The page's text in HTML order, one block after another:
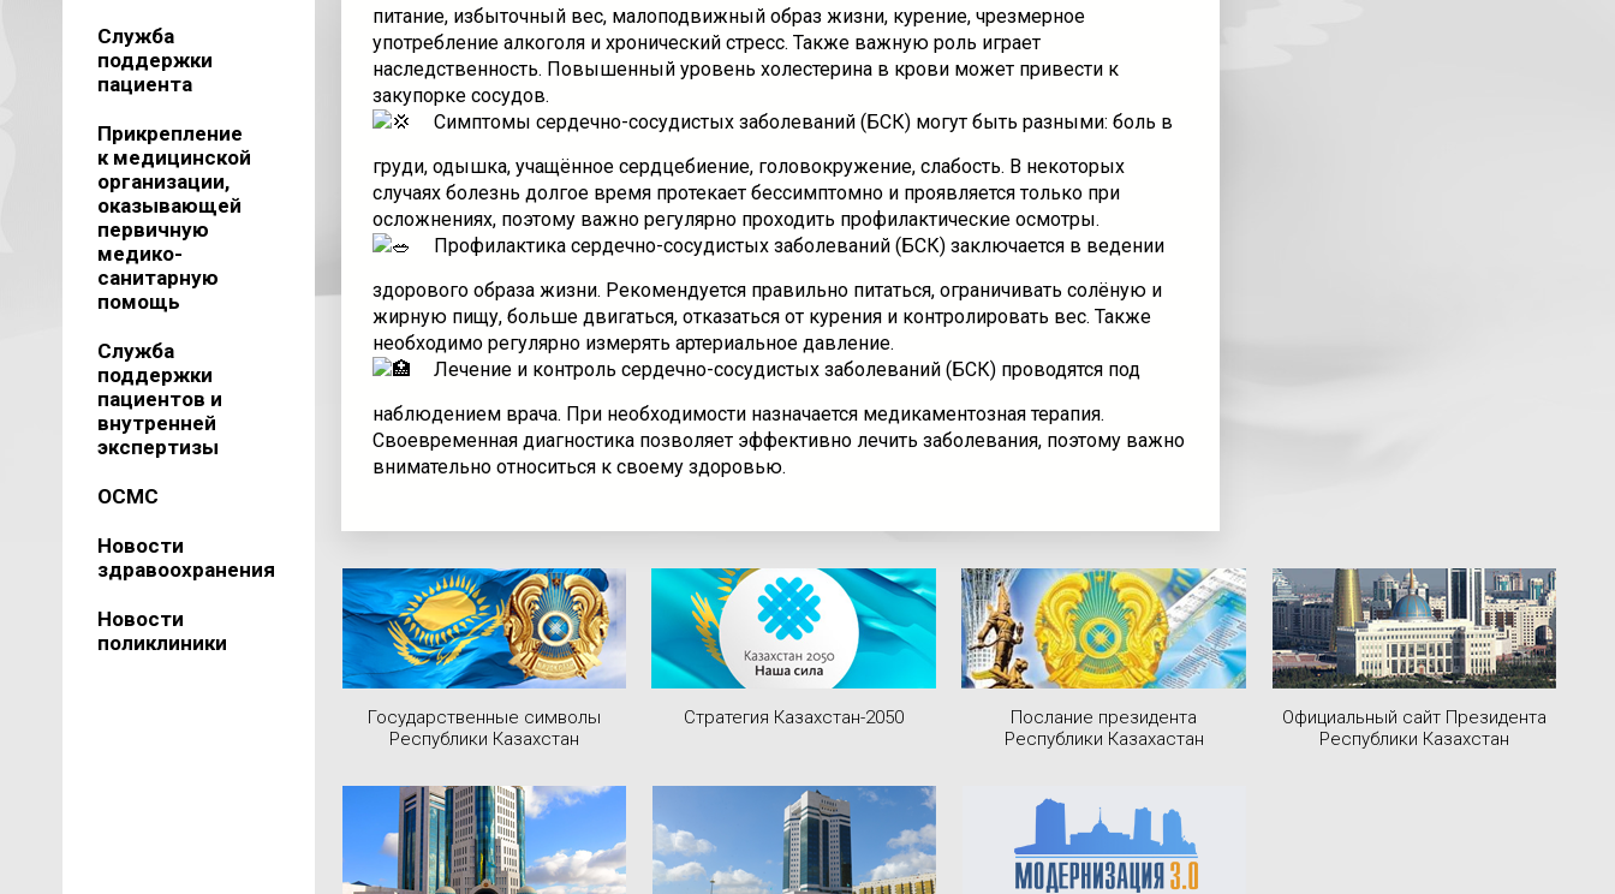
Служба
поддержки
пациента
Прикрепление
к медицинской
организации,
оказывающей
первичную
медико-
санитарную
помощь
Служба
поддержки
пациентов и
внутренней
экспертизы
ОСМС
Новости
здравоохранения
Новости
поликлиники
питание, избыточный вес, малоподвижный образ жизни, курение, чрезмерное
употребление алкоголя и хронический стресс. Также важную роль играет
наследственность. Повышенный уровень холестерина в крови может привести к
закупорке сосудов.
Симптомы сердечно-сосудистых заболеваний (БСК) могут быть разными: боль в
груди, одышка, учащённое сердцебиение, головокружение, слабость. В некоторых
случаях болезнь долгое время протекает бессимптомно и проявляется только при
осложнениях, поэтому важно регулярно проходить профилактические осмотры.
Профилактика сердечно-сосудистых заболеваний (БСК) заключается в ведении
здорового образа жизни. Рекомендуется правильно питаться, ограничивать солёную и
жирную пищу, больше двигаться, отказаться от курения и контролировать вес. Также
необходимо регулярно измерять артериальное давление.
Лечение и контроль сердечно-сосудистых заболеваний (БСК) проводятся под
наблюдением врача. При необходимости назначается медикаментозная терапия.
Своевременная диагностика позволяет эффективно лечить заболевания, поэтому важно
внимательно относиться к своему здоровью.
Государственные символы
Республики Казахстан
Стратегия Казахстан-2050
Послание президента
Республики Казахастан
Официальный сайт Президента
Республики Казахстан